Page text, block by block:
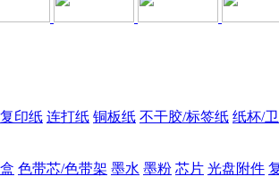
复印纸 连打纸 铜板纸 不干胶/标签纸 纸杯/
色带芯/色带架 墨水 墨粉 芯片 光盘附件